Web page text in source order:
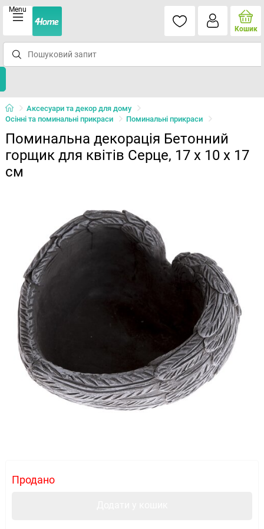
Menu
Кошик
Аксесуари та декор для дому
Осінні та поминальні прикраси
Поминальні прикраси
Поминальна декорація Бетонний
горщик для квітів Серце, 17 x 10 x 17
см
Продано